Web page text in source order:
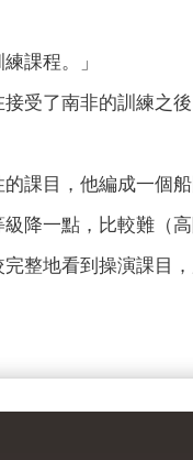
課程。」
受了南非的訓練之
課目，他編成一個
降一點，比較難（
整地看到操演課目，